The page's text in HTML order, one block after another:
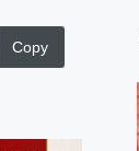
Copy